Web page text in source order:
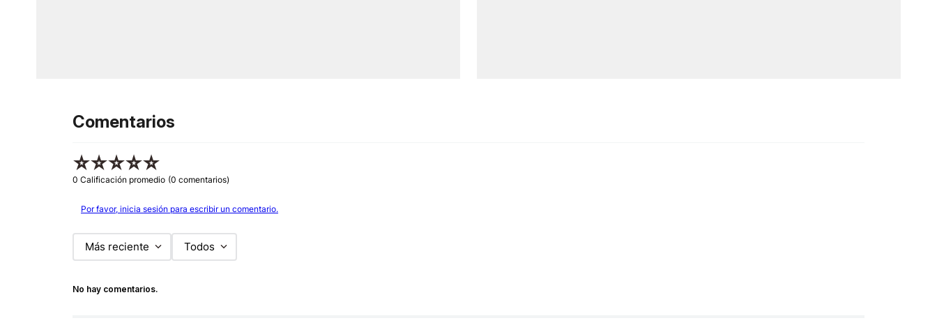
Comentarios
☆☆☆☆☆
0 Calificación promedio (0 comentarios)
Por favor, inicia sesión para escribir un comentario.
Más reciente Todos
No hay comentarios.